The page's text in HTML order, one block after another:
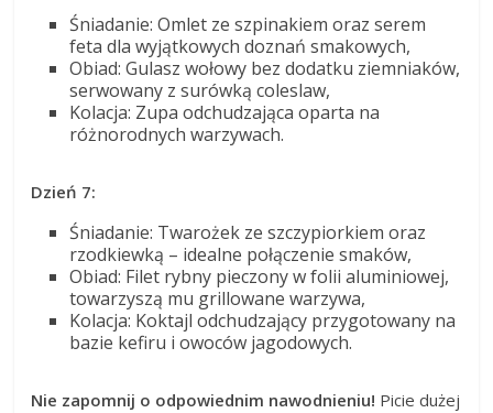
Śniadanie: Omlet ze szpinakiem oraz serem
feta dla wyjątkowych doznań smakowych,
Obiad: Gulasz wołowy bez dodatku ziemniaków,
serwowany z surówką coleslaw,
Kolacja: Zupa odchudzająca oparta na
różnorodnych warzywach.
Dzień 7:
Śniadanie: Twarożek ze szczypiorkiem oraz
rzodkiewką – idealne połączenie smaków,
Obiad: Filet rybny pieczony w folii aluminiowej,
towarzyszą mu grillowane warzywa,
Kolacja: Koktajl odchudzający przygotowany na
bazie kefiru i owoców jagodowych.
Nie zapomnij o odpowiednim nawodnieniu! Picie dużej